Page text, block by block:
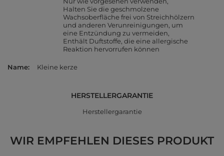
Halten Sie die geschmolzene
Wachsoberfläche frei von Streichhölzern
und anderen Verunreinigungen, um
eine Entzündung zu vermeiden
Enthält Duftstoffe, die eine allergische
Reaktion hervorrufen können
Name Kleine kerze
HERSTELLERGARANTIE
Herstellergarantie
WIR EMPFEHLEN DIESES PRODUKT